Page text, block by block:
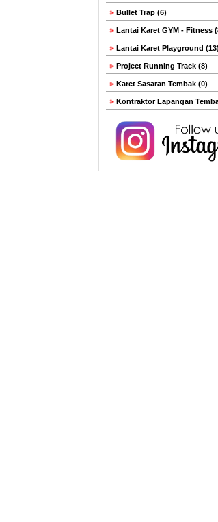
Bullet Trap (6)
Lantai Karet GYM - Fitness
Lantai Karet Playground (13)
Project Running Track (8)
Karet Sasaran Tembak (0)
Kontraktor Lapangan